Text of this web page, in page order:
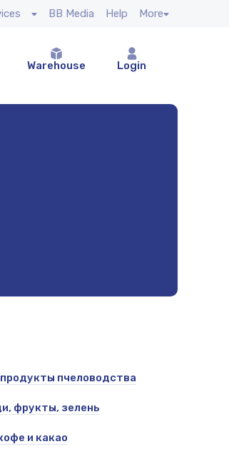
BB Media Help More
Warehouse Login
пчеловодства
фрукты, зелень
и какао